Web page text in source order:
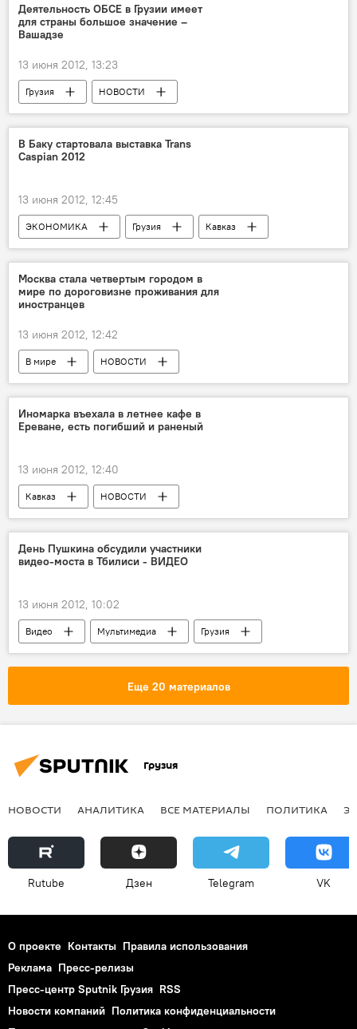
Деятельность ОБСЕ в Грузии имеет
для страны большое значение –
Вашадзе
13 июня 2012, 13:23
Грузия НОВОСТИ
В Баку стартовала выставка Trans
Caspian 2012
13 июня 2012, 12:45
ЭКОНОМИКА Грузия
Кавказ
НОВОСТИ
Москва стала четвертым городом в
мире по дороговизне проживания для
иностранцев
13 июня 2012, 12:42
В мире НОВОСТИ
Иномарка въехала в летнее кафе в
Ереване, есть погибший и раненый
13 июня 2012, 12:40
Кавказ
НОВОСТИ
ПРОИСШЕСТВИЯ
День Пушкина обсудили участники
видео-моста в Тбилиси - ВИДЕО
13 июня 2012, 10:02
Видео Мультимедиа
Грузия
КУЛЬТУРА
НОВОСТИ
Еще 20 материалов
Грузия
НОВОСТИ АНАЛИТИКА ВСЕ МАТЕРИАЛЫ ПОЛИТИКА
Rutube Дзен Telegram VK
О проекте Контакты Правила использования
Реклама Пресс-релизы
Пресс-центр Sputnik Грузия RSS
Новости компаний Политика конфиденциальности